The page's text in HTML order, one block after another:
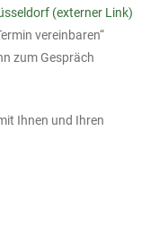
(externer Link)
vereinbaren“
zum Gespräch
Ihnen und Ihren